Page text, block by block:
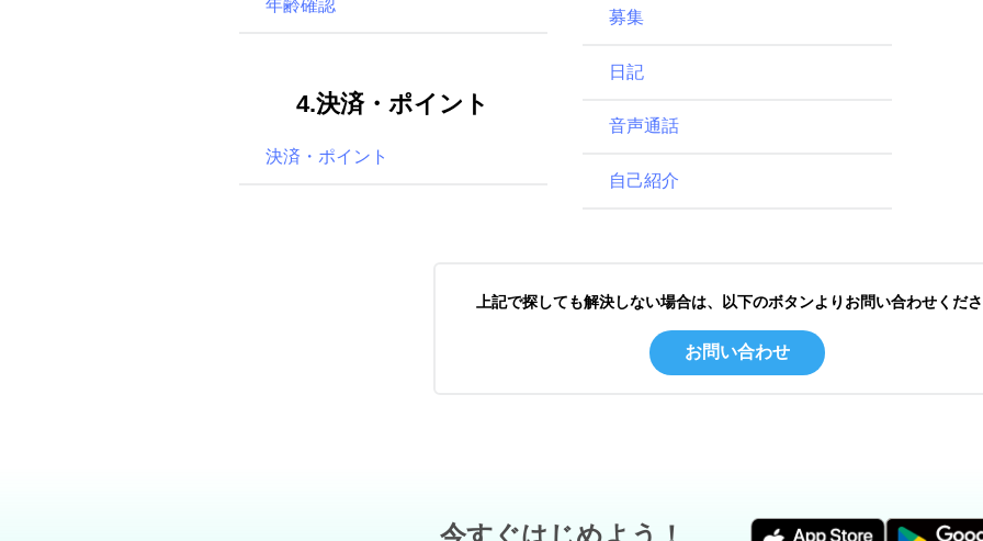
年齢確認
4.決済・ポイント
決済・ポイント
募集
日記
音声通話
自己紹介
上記で探しても解決しない場合は、以下のボタンよりお問い合わせくだ
お問い合わせ
今すぐはじめよう！